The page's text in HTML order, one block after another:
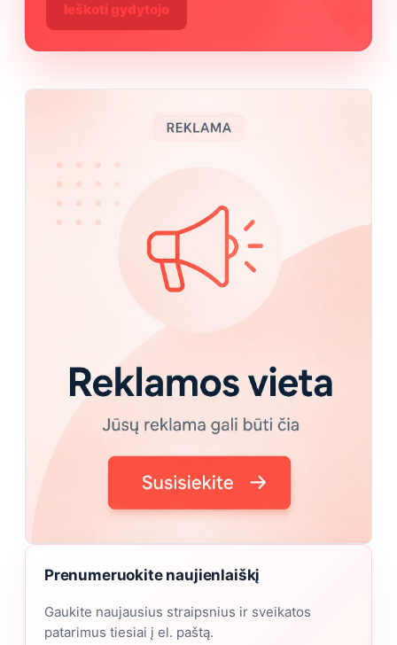
Ieškoti gydytojo
Prenumeruokite naujienlaiškį
Gaukite naujausius straipsnius ir sveikatos
patarimus tiesiai į el. paštą.